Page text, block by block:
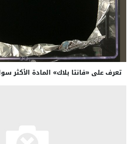
تعرف على «فانتا بلاك» المادة الأكثر